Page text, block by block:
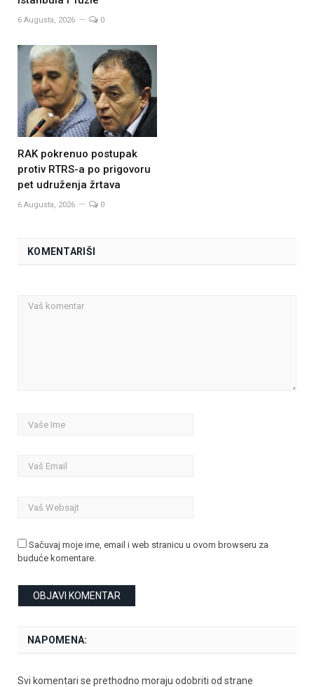
6 Augusta, 2026 0
RAK pokrenuo postupak
protiv RTRS-a po prigovoru
pet udruženja žrtava
6 Augusta, 2026 0
KOMENTARIŠI
Sačuvaj moje ime, email i web stranicu u ovom browseru za
buduće komentare.
NAPOMENA:
Svi komentari se prethodno moraju odobriti od strane